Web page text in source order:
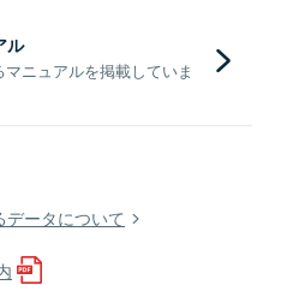
ル
ニュアルを掲載していま
ータについて